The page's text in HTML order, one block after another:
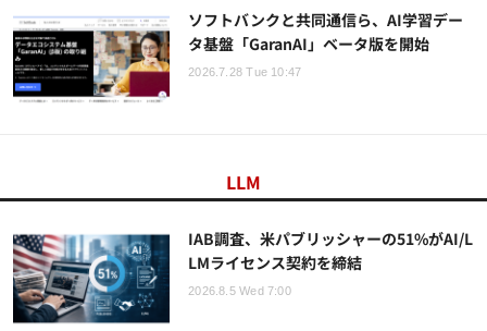
ソフトバンクと共同通信ら、AI学習デー
タ基盤「GaranAI」ベータ版を開始
2026.7.28 Tue 10:47
LLM
IAB調査、米パブリッシャーの51%がAI/L
LMライセンス契約を締結
2026.8.5 Wed 7:00